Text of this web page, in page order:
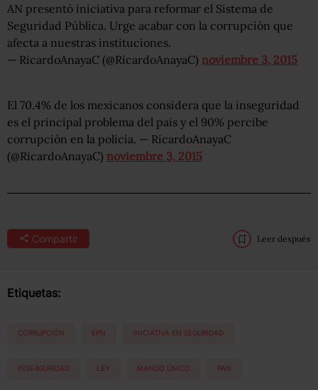
AN presentó iniciativa para reformar el Sistema de
Seguridad Pública. Urge acabar con la corrupción que
afecta a nuestras instituciones.
— RicardoAnayaC (@RicardoAnayaC) noviembre 3, 2015
El 70.4% de los mexicanos considera que la inseguridad
es el principal problema del país y el 90% percibe
corrupción en la policía. — RicardoAnayaC
(@RicardoAnayaC) noviembre 3, 2015
Compartir Leer después
Etiquetas:
CORRUPCIÓN EPN INICIATIVA EN SEGURIDAD
INSE4GURIDAD LEY MANDO ÚNICO PAN